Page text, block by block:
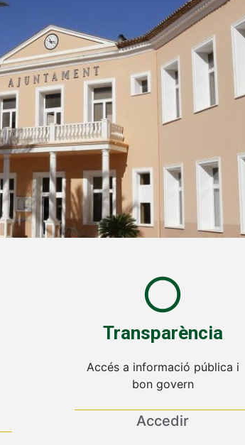
Transparència
Accés a informació pública i
bon govern
Accedir